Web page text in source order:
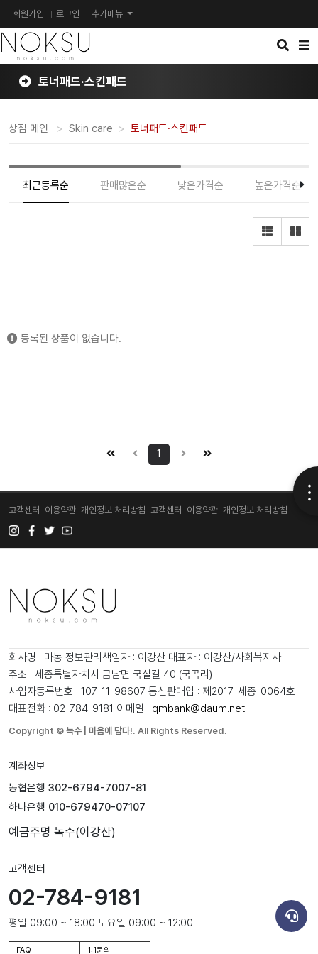
회원가입 로그인 추가메뉴
검
버
메
버
토너패드·스킨패드
상점 메인 Skin care 토너패드·스킨패드
최근등록순 판매많은순 낮은가격순 높은가격순
등록된 상품이 없습니다.
1
고객센터 이용약관 개인정보 처리방침 고객센터 이용약관 개인정보 처리방침
회사명 : 마농 정보관리책임자 : 이강산 대표자 : 이강산/사회복지사
주소 : 세종특별자치시 금남면 국실길 40 (국곡리)
사업자등록번호 : 107-11-98607 통신판매업 : 제2017-세종-0064호
대표전화 : 02-784-9181 이메일 : qmbank@daum.net
Copyright © 녹수 | 마음에 담다!. All Rights Reserved.
계좌정보
농협은행 302-6794-7007-81
하나은행 010-679470-07107
예금주명 녹수(이강산)
고객센터
02-784-9181
평일 09:00 ~ 18:00 토요일 09:00 ~ 12:00
FAQ 1:1문의